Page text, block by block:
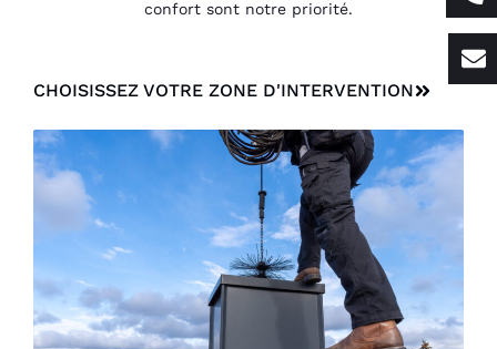
confort sont notre priorité.
CHOISISSEZ VOTRE ZONE D'INTERVENTION